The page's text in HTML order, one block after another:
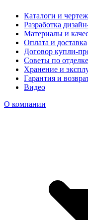
Каталоги и
Разработка
Материалы и
Оплата и доставка
Договор купли-
Советы по
Хранение и
Гарантия и
Видео
О компании